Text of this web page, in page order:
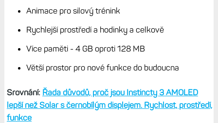
Animace pro silový trénink
Rychlejší prostředí a hodinky a celkově
Více paměti - 4 GB oproti 128 MB
Větší prostor pro nové funkce do budoucna
Srovnání: Řada důvodů, proč jsou Instincty 3 AMOLED
lepší než Solar s černobílým displejem. Rychlost, prostředí,
funkce